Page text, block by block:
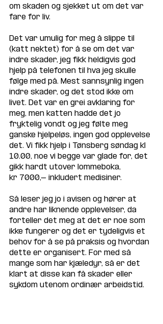
om skaden og sjekket ut om det var
fare for liv.
Det var umulig for meg å slippe til
(katt nektet) for å se om det var
indre skader, jeg fikk heldigvis god
hjelp på telefonen til hva jeg skulle
følge med på. Mest sannsynlig ingen
indre skader, og det stod ikke om
livet. Det var en grei avklaring for
meg, men katten hadde det jo
fryktelig vondt og jeg følte meg
ganske hjelpeløs, ingen god opplevelse
det. Vi fikk hjelp i Tønsberg søndag kl
10.00, noe vi begge var glade for, det
gikk hardt utover lommeboka,
kr 7000,- inkludert medisiner.
Så leser jeg jo i avisen og hører at
andre har liknende opplevelser, da
forteller det meg at det er noe som
ikke fungerer og det er tydeligvis et
behov for å se på praksis og hvordan
dette er organisert. For med så
mange som har kjæledyr, så er det
klart at disse kan få skader eller
sykdom utenom ordinær arbeidstid.